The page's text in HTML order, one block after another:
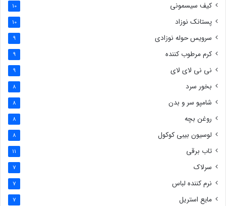
کیف سیسمونی 10
پستانک نوزاد 10
سرویس حوله نوزادی 9
کرم مرطوب کننده 9
نی نی لای لای 9
بخور سرد 8
شامپو سر و بدن 8
روغن بچه 8
لوسیون بیبی کوکول 8
تاب برقی 11
سرلاک 7
نرم کننده لباس 7
مایع استریل 7